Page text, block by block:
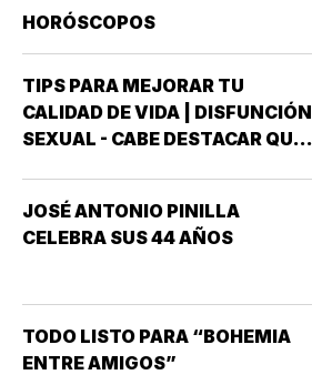
HORÓSCOPOS
TIPS PARA MEJORAR TU
CALIDAD DE VIDA | DISFUNCIÓN
SEXUAL - CABE DESTACAR QUE
INTERÉS HA GENERADO PARA
LA INVESTIGACIÓN DE NUEVOS
DISFUNCIÓN ERÉCTIL
(INCAPACIDAD DE ALCANZAR
Y/O MANTENER…
JOSÉ ANTONIO PINILLA
CELEBRA SUS 44 AÑOS
TODO LISTO PARA “BOHEMIA
ENTRE AMIGOS”